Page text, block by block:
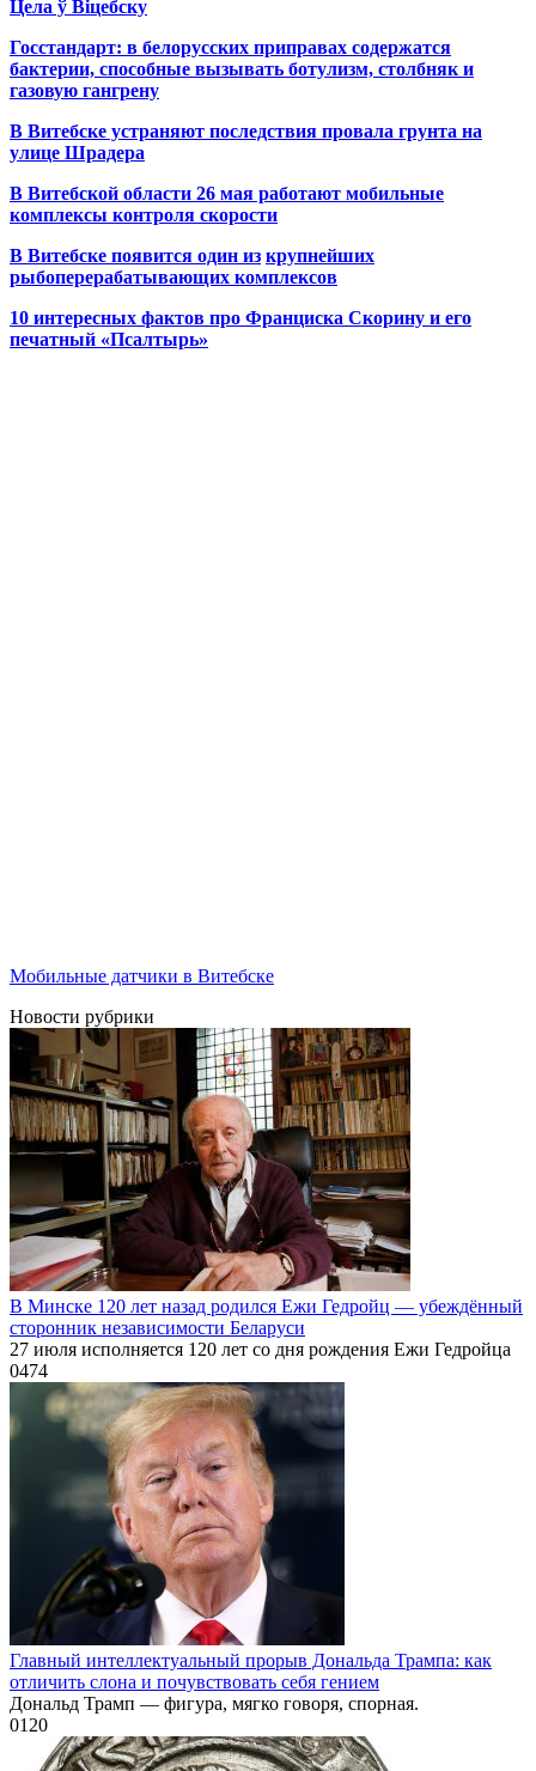
Цела ў Віцебску
Госстандарт: в белорусских приправах содержатся
бактерии, способные вызывать ботулизм, столбняк и
газовую гангрену
В Витебске устраняют последствия провала грунта на
улице Шрадера
В Витебской области 26 мая работают мобильные
комплексы контроля скорости
В Витебске появится один из крупнейших
рыбоперерабатывающих комплексов
10 интересных фактов про Франциска Скорину и его
печатный «Псалтырь»
Мобильные датчики в Витебске
Новости рубрики
В Минске 120 лет назад родился Ежи Гедройц — убеждённый
сторонник независимости Беларуси
27 июля исполняется 120 лет со дня рождения Ежи Гедройца
0474
Главный интеллектуальный прорыв Дональда Трампа: как
отличить слона и почувствовать себя гением
Дональд Трамп — фигура, мягко говоря, спорная.
0120